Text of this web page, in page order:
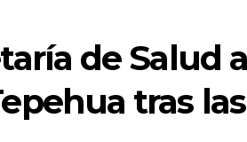
de Salud
tras